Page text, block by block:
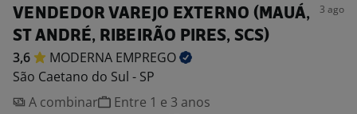
VENDEDOR VAREJO EXTERNO (MAUÁ,
ST ANDRÉ, RIBEIRÃO PIRES, SCS)
3 ago
3,6 MODERNA EMPREGO
São Caetano do Sul - SP
A combinar
Entre 1 e 3 anos